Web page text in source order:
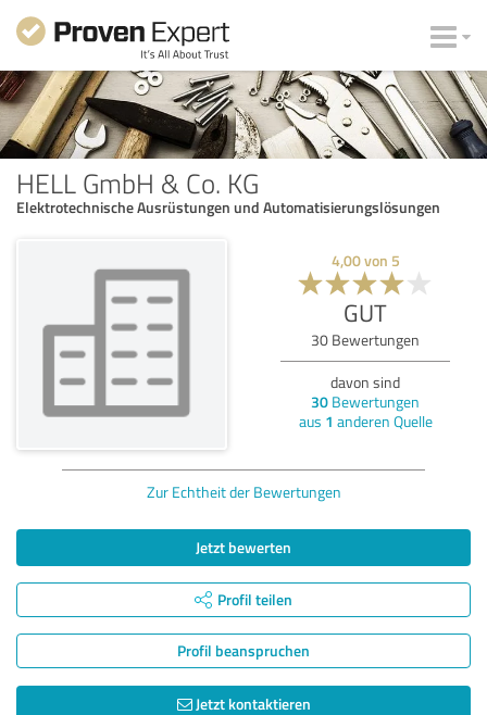
HELL GmbH & Co. KG
Elektrotechnische Ausrüstungen und Automatisierungslösungen
4,00von 5
GUT
30 Bewertungen
davon sind
30 Bewertungen
aus 1 anderen Quelle
Zur Echtheit der Bewertungen
Jetzt bewerten
Profil teilen
Profil beanspruchen
Jetzt kontaktieren